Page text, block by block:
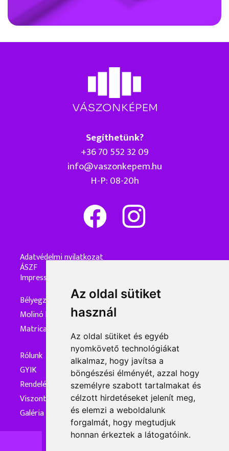
Az oldal sütiket
használ
Az oldal sütiket és egyéb
nyomkövető technológiákat
alkalmaz, hogy javítsa a
böngészési élményét, azzal hogy
személyre szabott tartalmakat és
célzott hirdetéseket jelenít meg,
és elemzi a weboldalunk
forgalmát, hogy megtudjuk
honnan érkeztek a látogatóink.
Segíthetünk?
+36 70 552 32 09
info@vaszonkepem.hu
H-P: 08-20h
Rólunk
GYIK
Rendelés és kiszállítás
Viszonteladóknak
Galéria
Bélyegzőkészítés
Molinó készítés
Matrica készítés
Adatvédelmi nyilatkozat
ÁSZF
Impresszum